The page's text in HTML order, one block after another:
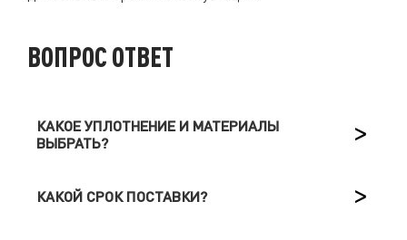
ВОПРОС ОТВЕТ
КАКОЕ УПЛОТНЕНИЕ И МАТЕРИАЛЫ
ВЫБРАТЬ?
КАКОЙ СРОК ПОСТАВКИ?